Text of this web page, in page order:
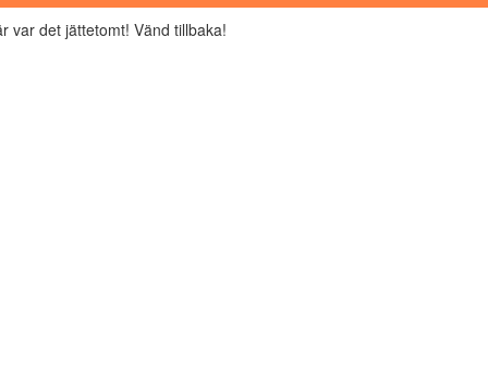
var det jättetomt! Vänd tillbaka!